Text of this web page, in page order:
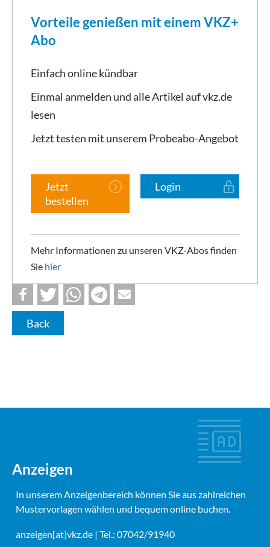
Vorteile genießen mit einem VKZ+
Abo
Einfach online kündbar
Einmal anmelden und alle Artikel auf vkz.de
lesen
Jetzt testen mit unserem Probeabo-Angebot
Jetzt
bestellen
Login
Mehr Informationen zu unseren VKZ-Abos finden
Sie hier
Back
Anzeigen
In unserem Anzeigenbereich können Sie aus zahlreichen
Mustervorlagen wählen und bequem online buchen.
anzeigen[at]vkz.de | Tel.: 07042/91940